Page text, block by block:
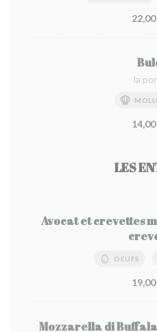
22,00
la
14,00
LES
Avocat et crevettes
OEUFS
19,00
Mozzarella di